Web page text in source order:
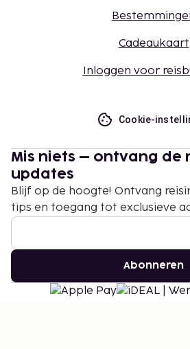
Cadeaukaart
Inloggen voor
Cookie-
Mis niets – ontvang de
updates
Blijf op de hoogte! Ontvang
tips en toegang tot exclusieve
Abonneren